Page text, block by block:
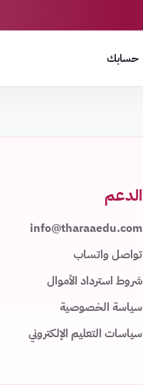
حسابك
الدعم
info@tharaaedu.com
تواصل واتساب
شروط استرداد الأموال
سياسة الخصوصية
سياسات التعليم الإلكتروني